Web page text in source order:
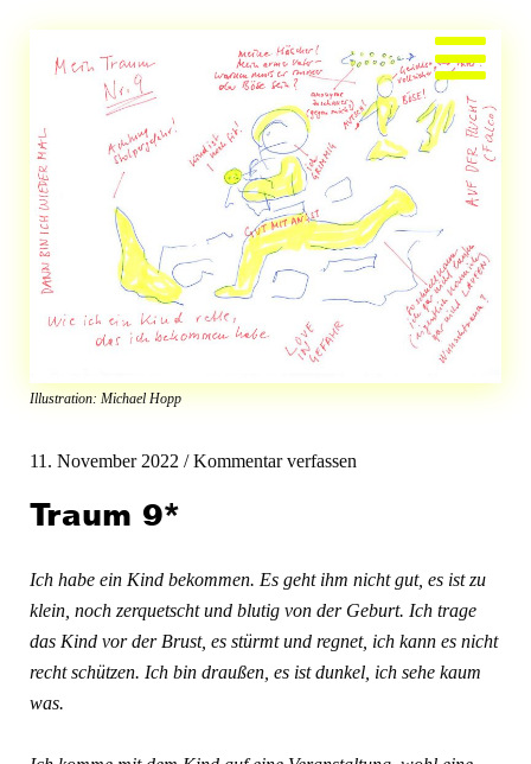
springen
Illustration: Michael Hopp
11. November 2022/Kommentar verfassen
Traum 9*
Ich habe ein Kind bekommen. Es geht ihm nicht gut, es ist zu
klein, noch zerquetscht und blutig von der Geburt. Ich trage
das Kind vor der Brust, es stürmt und regnet, ich kann es nicht
recht schützen. Ich bin draußen, es ist dunkel, ich sehe kaum
was.